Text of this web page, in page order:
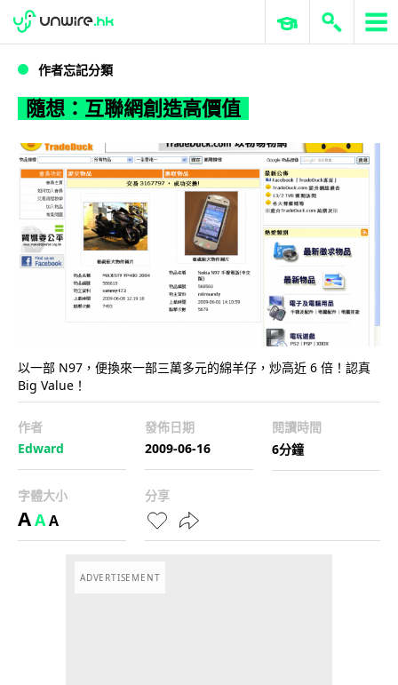
隨想：互聯網創造高價值
WWDC 2026 ERP 與商業 AI
作者忘記分類
隨想：互聯網創造高價值
以一部 N97，便換來一部三萬多元的綿羊仔，炒高近 6 倍！認真
Big Value！
作者
Edward
發佈日期
2009-06-16
閱讀時間
6分鐘
字體大小
AAA
分享
ADVERTISEMENT